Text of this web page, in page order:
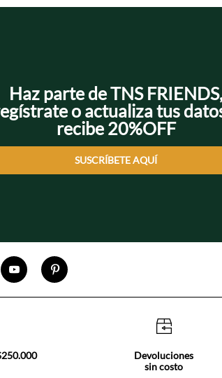
Haz parte de TNS FRIENDS,
o actualiza tus
recibe 20%OFF
SUSCRÍBETE AQUÍ
Devoluciones
sin costo